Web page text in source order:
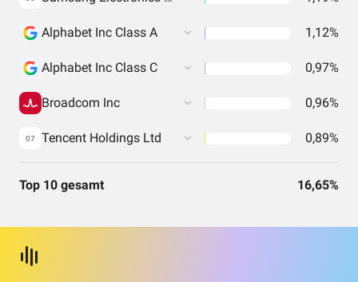
Alphabet Inc Class A 1,12%
Alphabet Inc Class C 0,97%
Broadcom Inc 0,96%
07 Tencent Holdings Ltd 0,89%
Top 10 gesamt 16,65%